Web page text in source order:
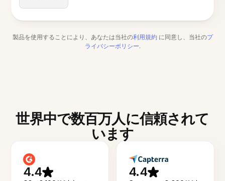
製品を使用することにより、あなたは当社の利用規約 に同意し、当社のプ
ライバシーポリシー.
世界中で数百万人に信頼されて
います
4.4 4.4